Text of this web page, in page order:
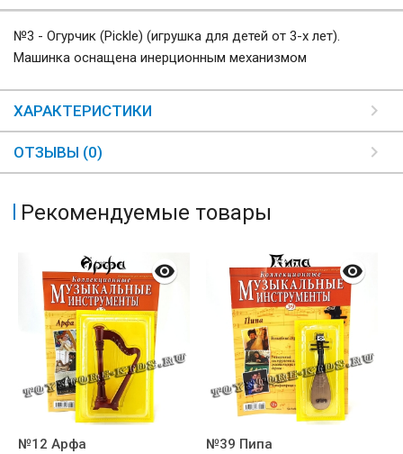
№3 - Огурчик (Pickle) (игрушка для детей от 3-х лет).
Машинка оснащена инерционным механизмом
ХАРАКТЕРИСТИКИ
ОТЗЫВЫ (0)
Рекомендуемые товары
№12 Арфа №39 Пипа